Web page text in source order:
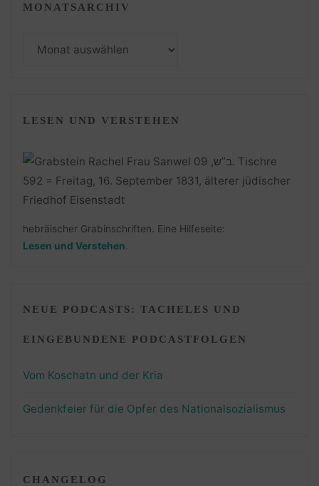
MONATSARCHIV
LESEN UND VERSTEHEN
hebräischer Grabinschriften. Eine Hilfeseite:
Lesen und Verstehen.
NEUE PODCASTS: TACHELES UND
EINGEBUNDENE PODCASTFOLGEN
Vom Koschatn und der Kria
Gedenkfeier für die Opfer des Nationalsozialismus
CHANGELOG